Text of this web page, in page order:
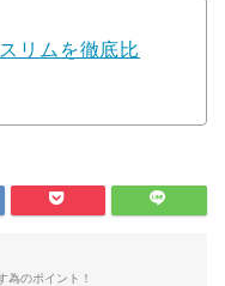
リムを徹底比
為のポイント！